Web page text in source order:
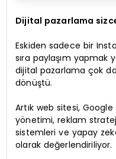
Dijital pazarlama
Eskiden sadece bir
sıra paylaşım yapmak
dijital pazarlama çok
dönüştü.
Artık web sitesi,
yönetimi, reklam
sistemleri ve yapay
olarak değerlendiriliyor.